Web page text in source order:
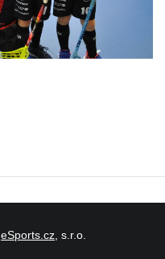
eSports.cz , s.r.o.